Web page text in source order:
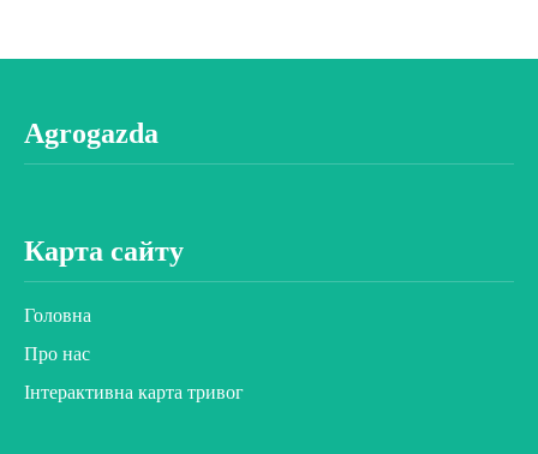
Agrogazda
Карта сайту
Головна
Про нас
Інтерактивна карта тривог